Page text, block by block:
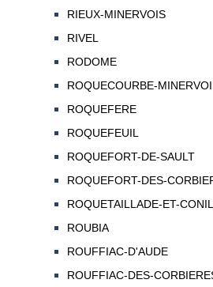
RIEUX-MINERVOIS
RIVEL
RODOME
ROQUECOURBE-
ROQUEFERE
ROQUEFEUIL
ROQUEFORT-DE-SAULT
ROQUEFORT-DES-
ROQUETAILLADE-ET-
ROUBIA
ROUFFIAC-D'AUDE
ROUFFIAC-DES-